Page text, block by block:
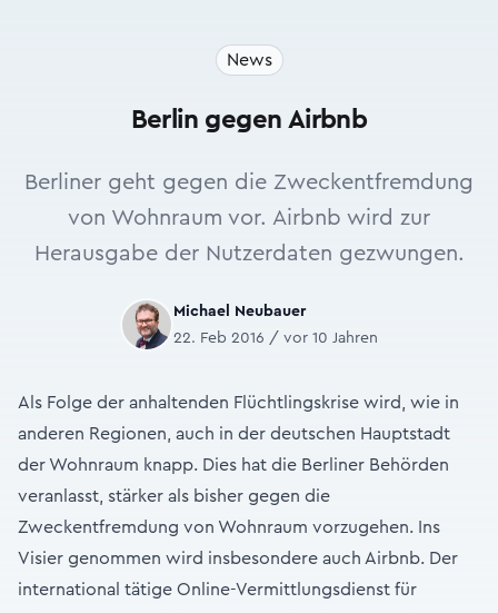
News
Berlin gegen Airbnb
Berliner geht gegen die Zweckentfremdung
von Wohnraum vor. Airbnb wird zur
Herausgabe der Nutzerdaten gezwungen.
Michael Neubauer
22. Feb 2016 / vor 10 Jahren
Als Folge der anhaltenden Flüchtlingskrise wird, wie in
anderen Regionen, auch in der deutschen Hauptstadt
der Wohnraum knapp. Dies hat die Berliner Behörden
veranlasst, stärker als bisher gegen die
Zweckentfremdung von Wohnraum vorzugehen. Ins
Visier genommen wird insbesondere auch Airbnb. Der
international tätige Online-Vermittlungsdienst für